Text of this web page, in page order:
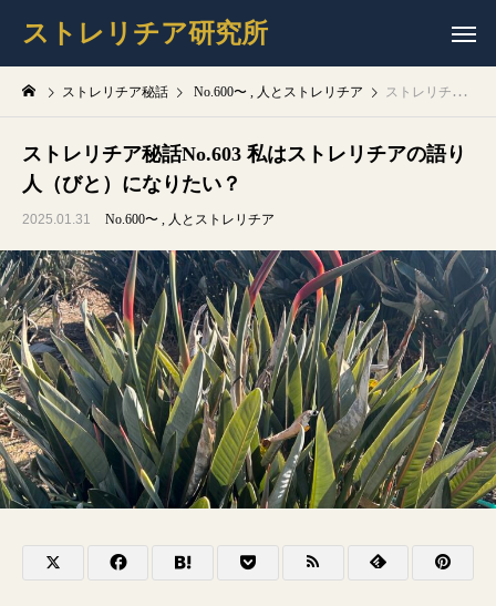
ストレリチア研究所
ストレリチア秘話 No.600〜 人とストレリチア ストレリチア秘話No.603 私はストレリチアの語り人（びと）になりたい？
ストレリチア秘話No.603 私はストレリチアの語り
人（びと）になりたい？
2025.01.31 No.600〜 人とストレリチア